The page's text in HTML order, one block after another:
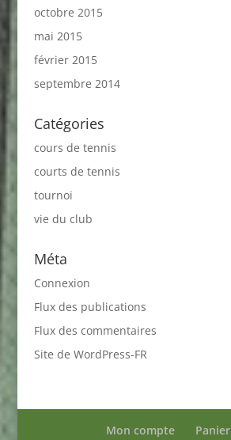
octobre 2015
mai 2015
février 2015
septembre 2014
Catégories
cours de tennis
courts de tennis
tournoi
vie du club
Méta
Connexion
Flux des publications
Flux des commentaires
Site de WordPress-FR
Mon compte Panier